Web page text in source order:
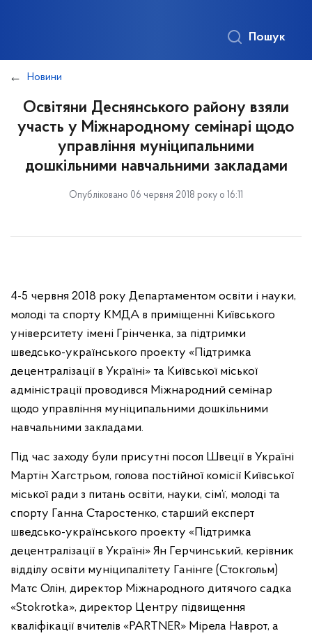
Пошук
Новини
Освітяни Деснянського району взяли
участь у Міжнародному семінарі щодо
управління муніципальними
дошкільними навчальними закладами
Опубліковано 06 червня 2018 року о 16:11
4-5 червня 2018 року Департаментом освіти і науки,
молоді та спорту КМДА в приміщенні Київського
університету імені Грінченка, за підтримки
шведсько-українського проекту «Підтримка
децентралізації в Україні» та Київської міської
адміністрації проводився Міжнародний семінар
щодо управління муніципальними дошкільними
навчальними закладами.
Під час заходу були присутні посол Швеції в Україні
Мартін Хагстрьом, голова постійної комісії Київської
міської ради з питань освіти, науки, сім’ї, молоді та
спорту Ганна Старостенко, старший експерт
шведсько-українського проекту «Підтримка
децентралізації в Україні» Ян Герчинський, керівник
відділу освіти муніципалітету Ганінге (Стокгольм)
Матс Олін, директор Міжнародного дитячого садка
«Stokrotka», директор Центру підвищення
кваліфікації вчителів «PARTNER» Мірела Наврот, а